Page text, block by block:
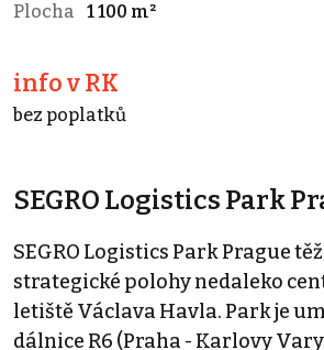
Plocha
1 100 m²
info v RK
bez poplatků
SEGRO Logistics Park
SEGRO Logistics Park Prague
strategické polohy nedaleko
letiště Václava Havla. Park je
dálnice R6 (Praha - Karlovy